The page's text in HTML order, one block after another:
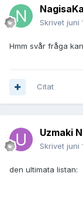
Skrivet juni
Hmm svår fråga
Citat
Uzmaki
Skrivet juni
den ultimata listan: